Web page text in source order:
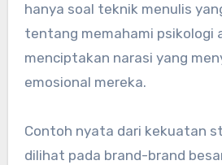
hanya soal teknik menulis
tentang memahami psikologi
menciptakan narasi yang
emosional mereka.
Contoh nyata dari kekuatan
dilihat pada brand-brand